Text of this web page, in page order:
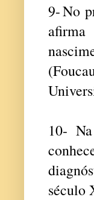
9-No
10-
século